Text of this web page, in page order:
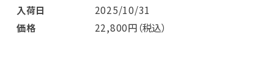
入荷日
2025/10/31
価格
22,800円（税込）